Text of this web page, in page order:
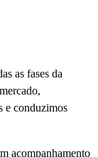
as fases da
e conduzimos
acompanhamento